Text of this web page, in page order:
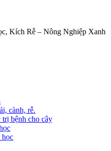
Kích Rễ – Nông Nghiệp Xanh
cành, rễ.
trị bệnh cho cây
học